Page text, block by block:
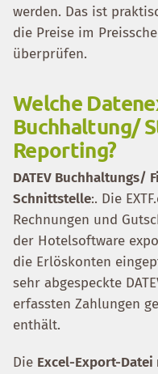
werden. Das ist
die Preise im
überprüfen.
Welche
Buchhaltung/
Reporting?
DATEV Buchhaltungs/
Schnittstelle:. Die
Rechnungen und
der Hotelsoftware
die Erlöskonten
sehr abgespeckte
erfassten Zahlungen
enthält.
Die Excel-Export-Datei